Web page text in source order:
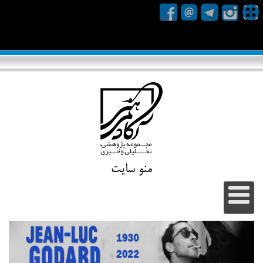
منو سایت